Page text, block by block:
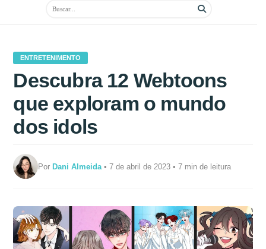
ENTRETENIMENTO
Descubra 12 Webtoons
que exploram o mundo
dos idols
PorDani Almeida • 7 de abril de 2023 • 7 min de leitura